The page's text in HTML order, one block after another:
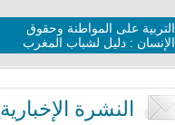
التربية على المواطنة وحقوق
الإنسان : دليل لشباب المغرب
النشرة الإخبارية